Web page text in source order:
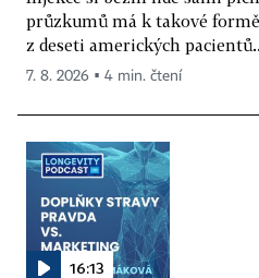
průzkumů má k takové
z deseti amerických
7. 8. 2026 ▪ 4 min. čtení
16:13